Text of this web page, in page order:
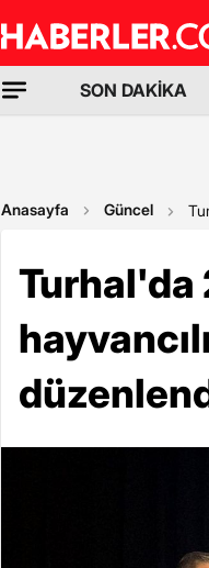
SON DAKİKA
Anasayfa Güncel
Turhal'da